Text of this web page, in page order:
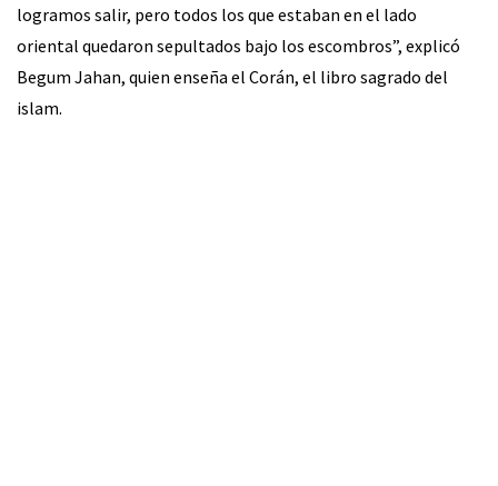
logramos salir, pero todos los que estaban en el lado
oriental quedaron sepultados bajo los escombros”, explicó
Begum Jahan, quien enseña el Corán, el libro sagrado del
islam.